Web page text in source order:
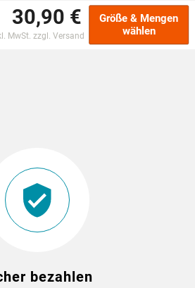
30,90 €
MwSt. zzgl. Versand
Größe & Mengen
wählen
bezahlen